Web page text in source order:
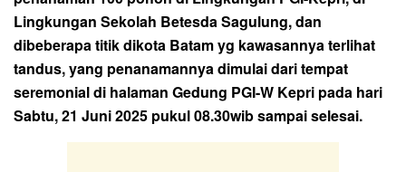
Lingkungan Sekolah Betesda Sagulung, dan
dibeberapa titik dikota Batam yg kawasannya terlihat
tandus, yang penanamannya dimulai dari tempat
seremonial di halaman Gedung PGI-W Kepri pada hari
Sabtu, 21 Juni 2025 pukul 08.30wib sampai selesai.